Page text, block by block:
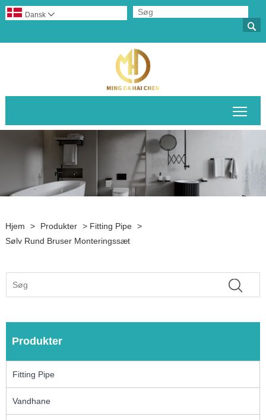

Dansk 
Hjem > Produkter > Fitting Pipe >
Sølv Rund Bruser Monteringssæt
Produkter
Fitting Pipe
Vandhane